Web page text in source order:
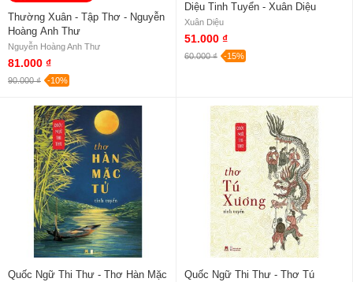
Thường Xuân - Tập Thơ - Nguyễn
Hoàng Anh Thư
Nguyễn Hoàng Anh Thư
81.000 ₫
90.000 ₫ -10%
Diệu Tinh Tuyển - Xuân Diệu
Xuân Diệu
51.000 ₫
60.000 ₫ -15%
Quốc Ngữ Thi Thư - Thơ Hàn Mặc
Quốc Ngữ Thi Thư - Thơ Tú